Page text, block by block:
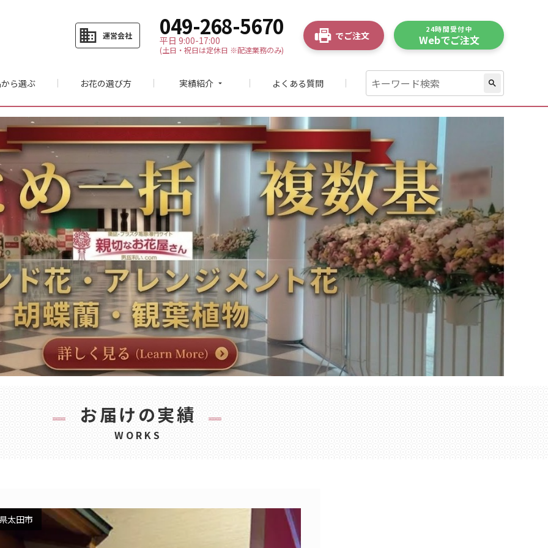
business 運営会社 049-268-5670
平日 9:00-17:00
(土日・祝日は定休日 ※配達業務のみ)
でご注文
24時間受付中
Webでご注文
search
ら選ぶ お花の選び方 実績紹介 arrow_drop_down よくある質問
お届けの実績
WORKS
太田市